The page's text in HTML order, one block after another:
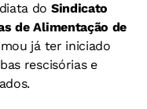
do Sindicato
de Alimentação de
já ter iniciado
rescisórias e